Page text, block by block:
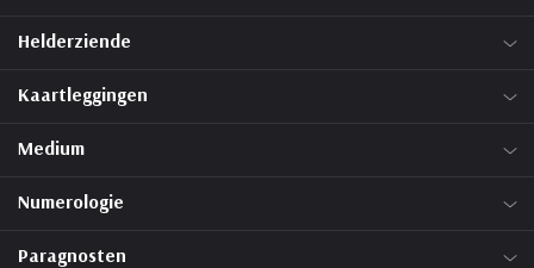
Helderziende
Kaartleggingen
Medium
Numerologie
Paragnosten